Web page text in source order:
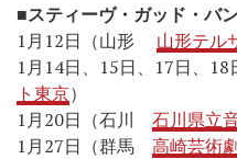
■スティーヴ・ガッド・バ
1月12日（山形 山形テル
1月14日、15日、17日、
ト東京）
1月20日（石川 石川県立
1月27日（群馬 高崎芸術